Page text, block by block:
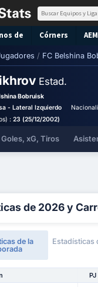
de Córners AEM
/ FC Belshina
Estad.
Bobruisk
- Lateral Izquierdo
: 23 (25/12/2002)
Goles, xG, Tiros
de 2026 y
de la
Estadísticas
PJ